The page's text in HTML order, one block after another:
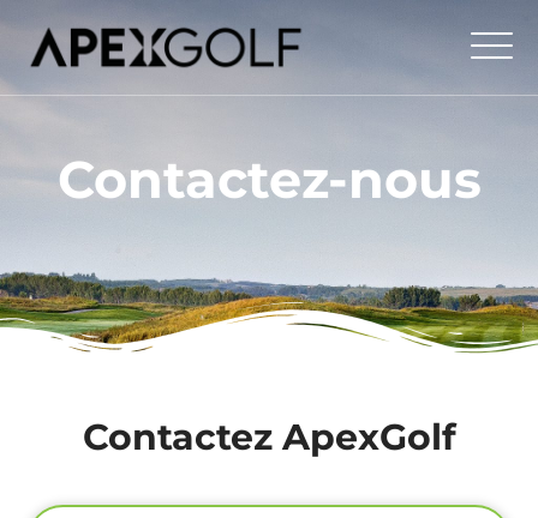
Contactez-nous
Contactez ApexGolf